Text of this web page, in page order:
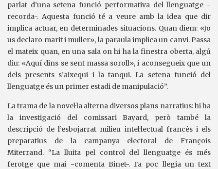
parlat d’una setena funció performativa del llenguatge -
recorda-. Aquesta funció té a veure amb la idea que dir
implica actuar, en determinades situacions. Quan diem: «Jo
us declaro marit i muller», la paraula implica un canvi. Passa
el mateix quan, en una sala on hi ha la finestra oberta, algú
diu: «Aquí dins se sent massa soroll», i aconsegueix que un
dels presents s’aixequi i la tanqui. La setena funció del
llenguatge és un primer estadi de manipulació”.
La trama de la novel·la alterna diversos plans narratius: hi ha
la investigació del comissari Bayard, però també la
descripció de l’esbojarrat milieu intel·lectual francès i els
preparatius de la campanya electoral de François
Miterrand. “La lluita pel control del llenguatge és més
ferotge que mai -comenta Binet-. Fa poc llegia un text